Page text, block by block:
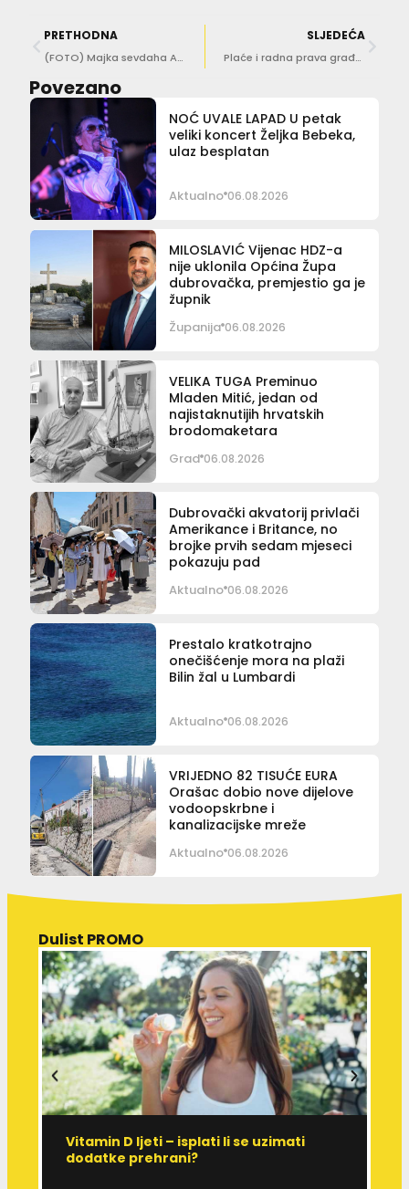
PRETHODNA
(FOTO) Majka sevdaha Amira Medunjanin napravila pravu atmosferu na Orsuli
SLJEDEĆA
Plaće i radna prava građevinski radnika uskoro pod povećalom porezne
Povezano
NOĆ UVALE LAPAD U petak
veliki koncert Željka Bebeka,
ulaz besplatan
Aktualno 06.08.2026
MILOSLAVIĆ Vijenac HDZ-a
nije uklonila Općina Župa
dubrovačka, premjestio ga je
župnik
Županija 06.08.2026
VELIKA TUGA Preminuo
Mladen Mitić, jedan od
najistaknutijih hrvatskih
brodomaketara
Grad 06.08.2026
Dubrovački akvatorij privlači
Amerikance i Britance, no
brojke prvih sedam mjeseci
pokazuju pad
Aktualno 06.08.2026
Prestalo kratkotrajno
onečišćenje mora na plaži
Bilin žal u Lumbardi
Aktualno 06.08.2026
VRIJEDNO 82 TISUĆE EURA
Orašac dobio nove dijelove
vodoopskrbne i
kanalizacijske mreže
Aktualno 06.08.2026
Dulist PROMO
Vitamin D ljeti – isplati li se uzimati
dodatke prehrani?